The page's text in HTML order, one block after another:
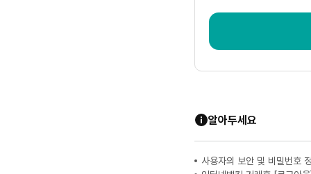
알아두세요
사용자의 보안 및 비밀번호